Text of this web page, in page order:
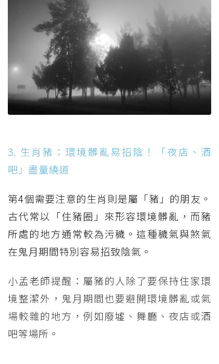
3. 生肖豬：環境髒亂易招陰！「夜店、酒
吧」盡量繞道
第4個需要注意的生肖則是屬「豬」的朋友。
古代常以「住豬圈」來形容環境髒亂，而豬
所處的地方通常較為污穢。這種穢氣與煞氣
在鬼月期間特別容易招致陰氣。
小孟老師提醒：屬豬的人除了要保持住家環
境整潔外，鬼月期間也要避開環境髒亂或氣
場較雜的地方，例如廢墟、舞廳、夜店或酒
吧等場所。